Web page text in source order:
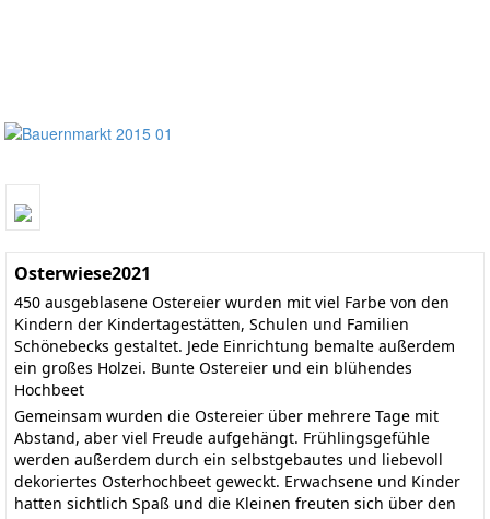
Osterwiese2021
450 ausgeblasene Ostereier wurden mit viel Farbe von den
Kindern der Kindertagestätten, Schulen und Familien
Schönebecks gestaltet. Jede Einrichtung bemalte außerdem
ein großes Holzei. Bunte Ostereier und ein blühendes
Hochbeet
Gemeinsam wurden die Ostereier über mehrere Tage mit
Abstand, aber viel Freude aufgehängt. Frühlingsgefühle
werden außerdem durch ein selbstgebautes und liebevoll
dekoriertes Osterhochbeet geweckt. Erwachsene und Kinder
hatten sichtlich Spaß und die Kleinen freuten sich über den